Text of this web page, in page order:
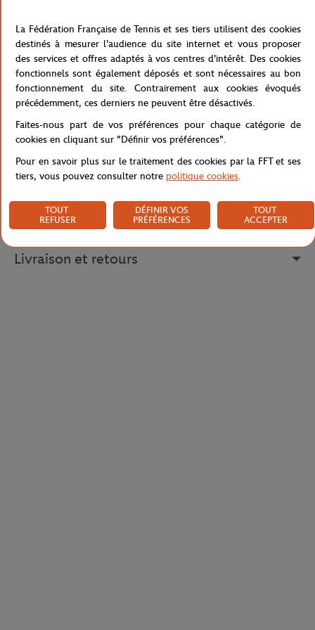
Les manches du t-shirt présentent une bande de terre battue blanc
et marine rappelant ainsi les célèbres courts de tennis de Roland-
Garros. Cela ajoute un détail original et sportif au vêtement, ce
qui en fait un choix idéal pour les jeunes fans de tennis.
La collection 1983 est également disponible en sweat capuche
pour garçon.
Référence :
RTSB0623-BLA
Livraison et retours
La Fédération Française de Tennis et ses tiers utilisent des cookies
destinés à mesurer l'audience du site internet et vous proposer
des services et offres adaptés à vos centres d'intérêt. Des cookies
fonctionnels sont également déposés et sont nécessaires au bon
fonctionnement du site. Contrairement aux cookies évoqués
précédemment, ces derniers ne peuvent être désactivés.
Faites-nous part de vos préférences pour chaque catégorie de
cookies en cliquant sur "Définir vos préférences".
Pour en savoir plus sur le traitement des cookies par la FFT et ses
tiers, vous pouvez consulter notre politique cookies.
TOUT
REFUSER
DÉFINIR VOS
PRÉFÉRENCES
TOUT
ACCEPTER